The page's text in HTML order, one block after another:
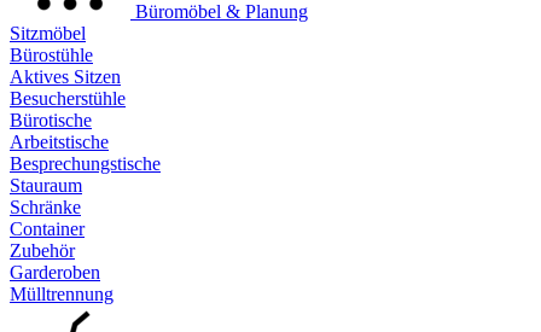
Büromöbel & Planung
Sitzmöbel
Bürostühle
Aktives Sitzen
Besucherstühle
Bürotische
Arbeitstische
Besprechungstische
Stauraum
Schränke
Container
Zubehör
Garderoben
Mülltrennung